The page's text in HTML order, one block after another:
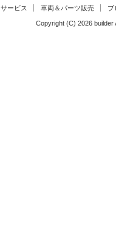
サービス 車両＆パーツ販売 ブ
Copyright (C) 2026 builder